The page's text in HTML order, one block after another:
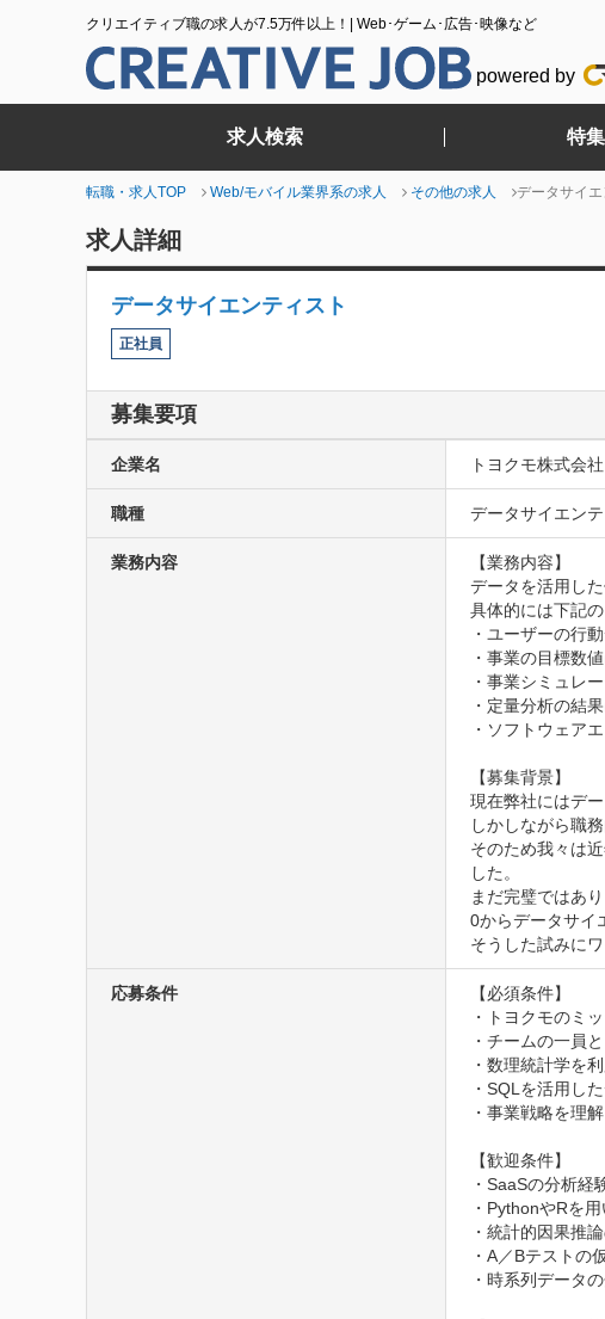
クリエイティブ職の求人が7.5万件以上！| Web･ゲーム･広告･映像など
powered by
求人検索 特
転職・求人TOP Web/モバイル業界系の求人 その他の求人 データサイエ
求人詳細
データサイエンティスト
正社員
募集要項
企業名 トヨクモ株式会社
職種 データサイエン
業務内容
【業務内容】
データを活用し
具体的には下記の
・ユーザーの行
・事業の目標数
・事業シミュレ
・定量分析の結
・ソフトウェア
【募集背景】
現在弊社にはデ
しかしながら職
そのため我々は
した。
まだ完璧ではあ
0からデータサイ
そうした試みに
応募条件
【必須条件】
・トヨクモのミ
・チームの一員
・数理統計学を
・SQLを活用し
・事業戦略を理
【歓迎条件】
・SaaSの分析
・PythonやRを
・統計的因果推
・A／Bテストの
・時系列データ